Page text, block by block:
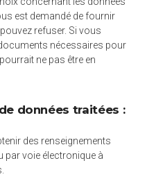
est demandé de fournir
refuser. Si vous
nécessaires pour
ne pas être en
données traitées :
des renseignements
voie électronique à